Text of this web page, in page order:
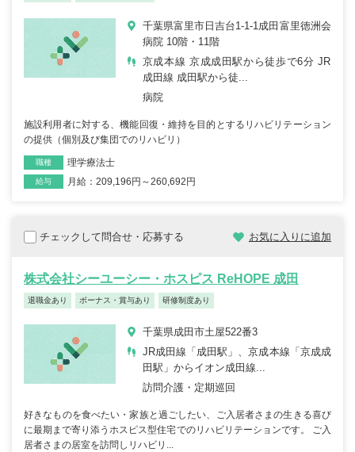
千葉県富里市日吉台1-1-1成田富里徳洲会
病院 10階・11階
京成本線 京成成田駅から徒歩で6分 JR
成田線 成田駅から徒...
病院
施設利用者に対する、機能回復・維持を目的とするリハビリテーション
の提供（個別及び集団でのリハビリ）
職種 理学療法士
雇用形態
給与 月給：209,196円～260,692円
チェックして問合せ・応募する お気に入りに追加
株式会社シーユーシー・ホスピス ReHOPE 成田
退職金あり ボーナス・賞与あり 研修制度あり
千葉県成田市土屋522番3
JR成田線「成田駅」、京成本線「京成成
田駅」からイオン成田線...
訪問介護・定期巡回
好きなものを食べたい・家族と過ごしたい、ご入居者さまの生きる喜び
に最期まで寄り添うホスピス型住宅でのリハビリテーションです。 ご入
居者さまの居室を訪問しリハビリ...